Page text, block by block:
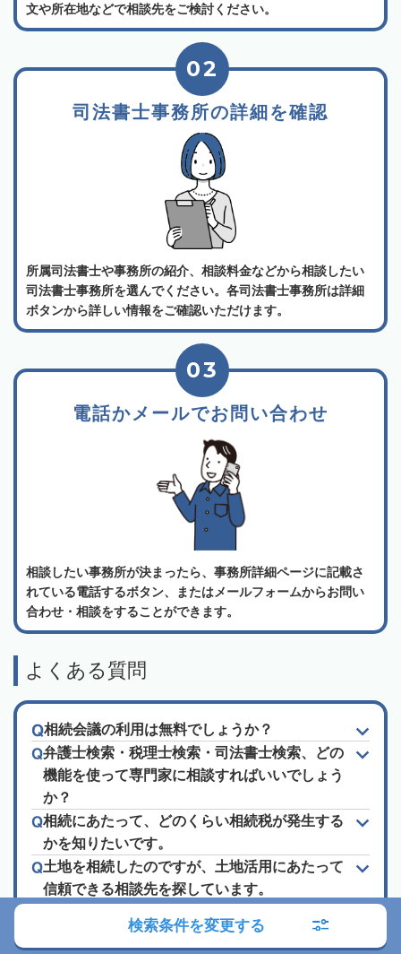
文や所在地などで相談先をご検討ください。
司法書士事務所の詳細を確認
02
所属司法書士や事務所の紹介、相談料金などから相談したい
司法書士事務所を選んでください。各司法書士事務所は詳細
ボタンから詳しい情報をご確認いただけます。
電話かメールでお問い合わせ
03
相談したい事務所が決まったら、事務所詳細ページに記載さ
れている電話するボタン、またはメールフォームからお問い
合わせ・相談をすることができます。
よくある質問
相続会議の利用は無料でしょうか？
弁護士検索・税理士検索・司法書士検索、どの
機能を使って専門家に相談すればいいでしょう
か？
相続にあたって、どのくらい相続税が発生する
かを知りたいです。
土地を相続したのですが、土地活用にあたって
信頼できる相談先を探しています。
や相談先、法律など色々知りたいです。
検索条件を変更する